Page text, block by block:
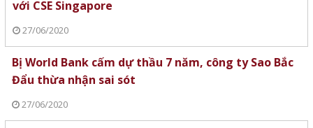
với CSE Singapore
27/06/2020
Bị World Bank cấm dự thầu 7 năm, công ty Sao Bắc
Đẩu thừa nhận sai sót
27/06/2020